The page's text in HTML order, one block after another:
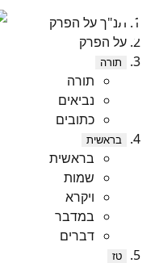
תנ"ך על הפרק
על הפרק
תורה
תורה
נביאים
כתובים
בראשית
בראשית
שמות
ויקרא
במדבר
דברים
טז